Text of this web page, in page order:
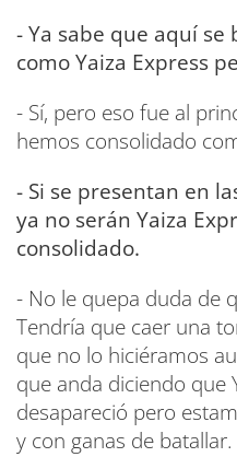
- Ya sabe que aquí
como Yaiza Express
- Sí, pero eso fue al
hemos consolidado
- Si se presentan en
ya no serán Yaiza
consolidado.
- No le quepa duda de
Tendría que caer una
que no lo hiciéramos
que anda diciendo que
desapareció pero
y con ganas de batallar.